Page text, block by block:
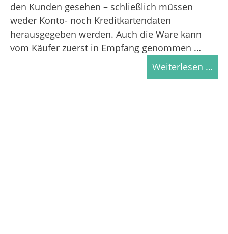
den Kunden gesehen – schließlich müssen
weder Konto- noch Kreditkartendaten
herausgegeben werden. Auch die Ware kann
vom Käufer zuerst in Empfang genommen …
Weiterlesen …